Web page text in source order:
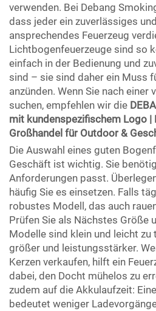
verwenden. Bei Debang
dass jeder ein zuverlässiges
ansprechendes Feuerzeug
Lichtbogenfeuerzeuge sind so
einfach in der Bedienung und
sind – sie sind daher ein Muss
anzünden. Wenn Sie nach einer
suchen, empfehlen wir die
mit kundenspezifischem Logo |
Großhandel für Outdoor &
Die Auswahl eines guten
Geschäft ist wichtig. Sie
Anforderungen passt.
häufig Sie es einsetzen. Falls
robustes Modell, das auch
Prüfen Sie als Nächstes Größe
Modelle sind klein und leicht zu
größer und leistungsstärker.
Kerzen verkaufen, hilft ein
dabei, den Docht mühelos zu
zudem auf die Akkulaufzeit:
bedeutet weniger